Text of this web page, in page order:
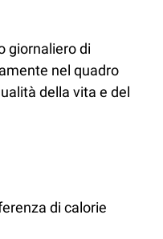
giornaliero di
nel quadro
della vita e del
di calorie